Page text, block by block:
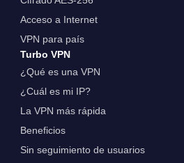
Acceso a Internet
VPN para país
Turbo VPN
¿Qué es una VPN
¿Cuál es mi IP?
La VPN más rápida
Beneficios
Sin seguimiento de usuarios